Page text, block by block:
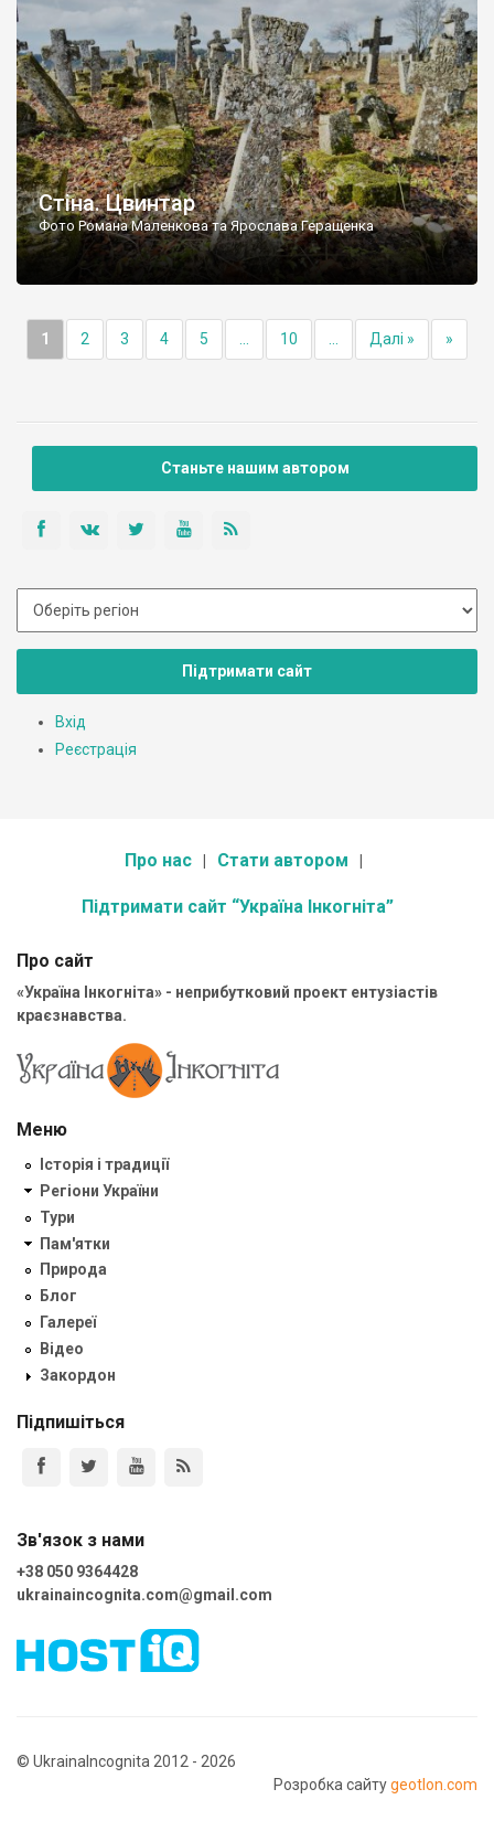
Стіна. Цвинтар
Фото Романа Маленкова та Ярослава Геращенка
1 2 3 4 5 10 Далі » »
Станьте нашим автором
Підтримати сайт
Вхід
Реєстрація
Про нас Стати автором
Підтримати сайт “Україна Інкогніта”
Про сайт
«Україна Інкогніта» - неприбутковий проект ентузіастів
краєзнавства.
Меню
Історія і традиції
Регіони України
Тури
Пам'ятки
Природа
Блог
Галереї
Відео
Закордон
Підпишіться
Зв'язок з нами
+38 050 9364428
ukrainaincognita.com@gmail.com
© UkrainaIncognita 2012 - 2026
Розробка сайтуgeotlon.com